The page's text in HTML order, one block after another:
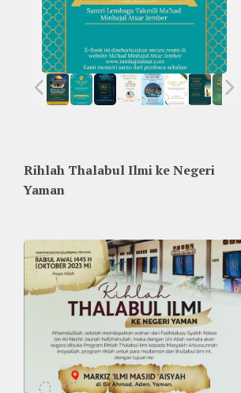
Rihlah Thalabul Ilmi ke Negeri
Yaman